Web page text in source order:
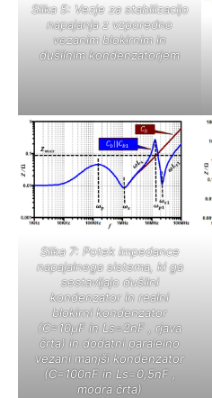
Slika 5: Vezje za stabilizacijo
napajanja z vzporedno
vezanim blokirnim in
dušilnim kondenzatorjem
Slika 7: Potek impedance
napajalnega sistema, ki ga
sestavljajo dušilni
kondenzator in realni
blokirni kondenzator
(C=10μF in Ls=2nF , rjava
črta) in dodatni paralelno
vezani manjši kondenzator
(C=100nF in Ls=0,5nF ,
modra črta)